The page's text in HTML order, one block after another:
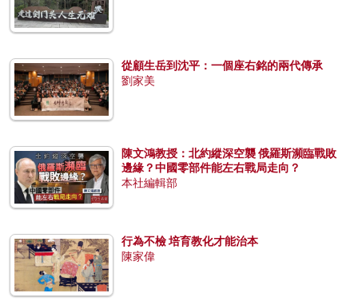
從顧生岳到沈平：一個座右銘的兩代傳承
劉家美
陳文鴻教授：北約縱深空襲 俄羅斯瀕臨戰敗
邊緣？中國零部件能左右戰局走向？
本社編輯部
行為不檢 培育教化才能治本
陳家偉